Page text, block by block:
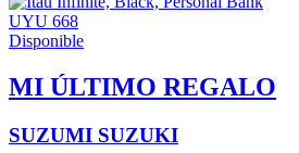
UYU 668
Disponible
MI ÚLTIMO REGALO
SUZUMI SUZUKI